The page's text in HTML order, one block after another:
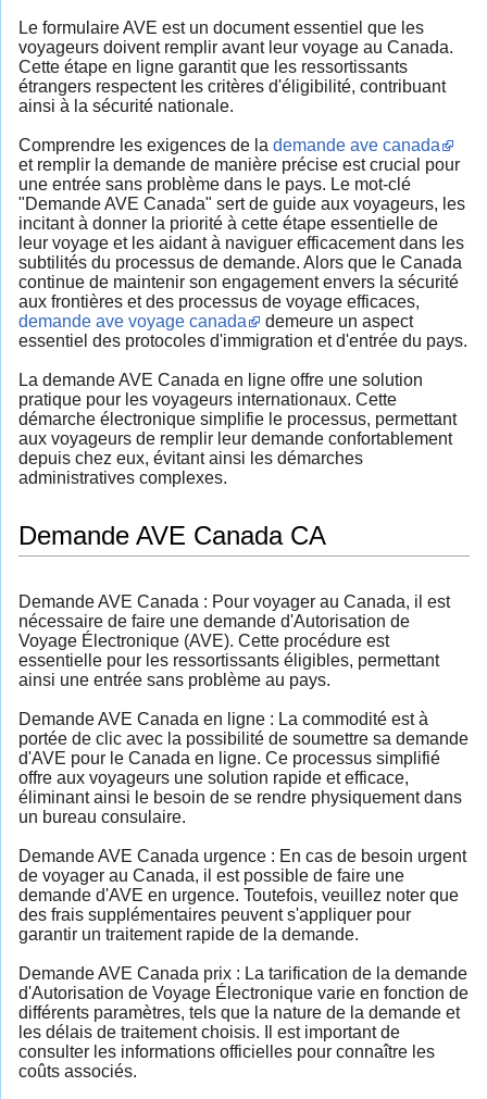
Le formulaire AVE est un document essentiel que les
voyageurs doivent remplir avant leur voyage au Canada.
Cette étape en ligne garantit que les ressortissants
étrangers respectent les critères d'éligibilité, contribuant
ainsi à la sécurité nationale.
Comprendre les exigences de la demande ave canada
et remplir la demande de manière précise est crucial pour
une entrée sans problème dans le pays. Le mot-clé
"Demande AVE Canada" sert de guide aux voyageurs, les
incitant à donner la priorité à cette étape essentielle de
leur voyage et les aidant à naviguer efficacement dans les
subtilités du processus de demande. Alors que le Canada
continue de maintenir son engagement envers la sécurité
aux frontières et des processus de voyage efficaces,
demande ave voyage canada
demeure un aspect
essentiel des protocoles d'immigration et d'entrée du pays.
La demande AVE Canada en ligne offre une solution
pratique pour les voyageurs internationaux. Cette
démarche électronique simplifie le processus, permettant
aux voyageurs de remplir leur demande confortablement
depuis chez eux, évitant ainsi les démarches
administratives complexes.
Demande AVE Canada CA
Demande AVE Canada : Pour voyager au Canada, il est
nécessaire de faire une demande d'Autorisation de
Voyage Électronique (AVE). Cette procédure est
essentielle pour les ressortissants éligibles, permettant
ainsi une entrée sans problème au pays.
Demande AVE Canada en ligne : La commodité est à
portée de clic avec la possibilité de soumettre sa demande
d'AVE pour le Canada en ligne. Ce processus simplifié
offre aux voyageurs une solution rapide et efficace,
éliminant ainsi le besoin de se rendre physiquement dans
un bureau consulaire.
Demande AVE Canada urgence : En cas de besoin urgent
de voyager au Canada, il est possible de faire une
demande d'AVE en urgence. Toutefois, veuillez noter que
des frais supplémentaires peuvent s'appliquer pour
garantir un traitement rapide de la demande.
Demande AVE Canada prix : La tarification de la demande
d'Autorisation de Voyage Électronique varie en fonction de
différents paramètres, tels que la nature de la demande et
les délais de traitement choisis. Il est important de
consulter les informations officielles pour connaître les
coûts associés.